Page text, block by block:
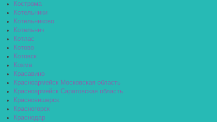
Кострома
Котельники
Котельниково
Котельнич
Котлас
Котово
Котовск
Кохма
Красавино
Красноармейск Московская область
Красноармейск Саратовская область
Красновишерск
Красногорск
Краснодар